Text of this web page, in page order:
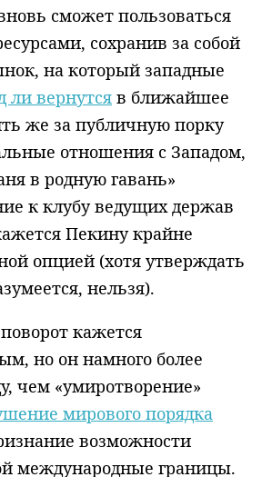
сможет пользоваться
сохранив за собой
на который западные
ли вернутся в ближайшее
же за публичную порку
отношения с Западом,
в родную гавань»
к клубу ведущих держав
Пекину крайне
опцией (хотя утверждать
нельзя).
кажется
но он намного более
чем «умиротворение»
мирового порядка
возможности
международные границы.